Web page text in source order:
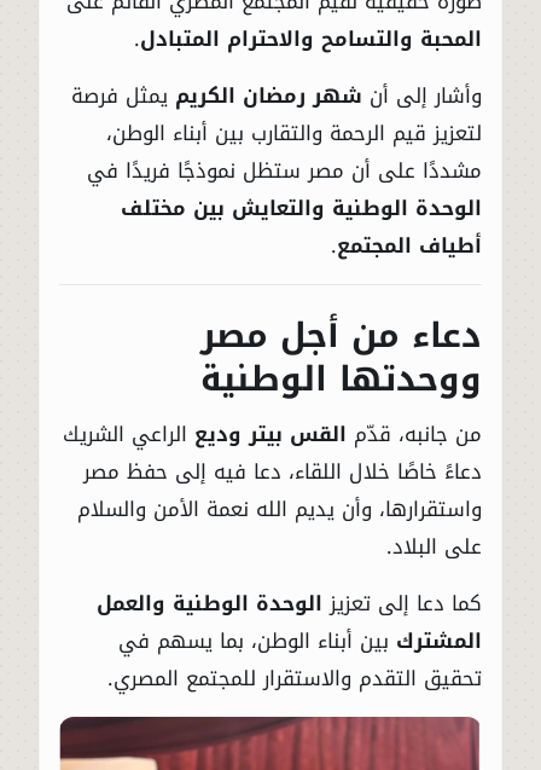
المحبة والتسامح والاحترام المتبادل.
وأشار إلى أن شهر رمضان الكريم يمثل فرصة
لتعزيز قيم الرحمة والتقارب بين أبناء الوطن،
مشددًا على أن مصر ستظل نموذجًا فريدًا في
الوحدة الوطنية والتعايش بين مختلف
أطياف المجتمع.
دعاء من أجل مصر
ووحدتها الوطنية
من جانبه، قدّم القس بيتر وديع الراعي الشريك
دعاءً خاصًا خلال اللقاء، دعا فيه إلى حفظ مصر
واستقرارها، وأن يديم الله نعمة الأمن والسلام
على البلاد.
كما دعا إلى تعزيزالوحدة الوطنية والعمل
المشترك بين أبناء الوطن، بما يسهم في
تحقيق التقدم والاستقرار للمجتمع المصري.